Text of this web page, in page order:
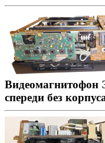
Видеомагнитофон
спереди без